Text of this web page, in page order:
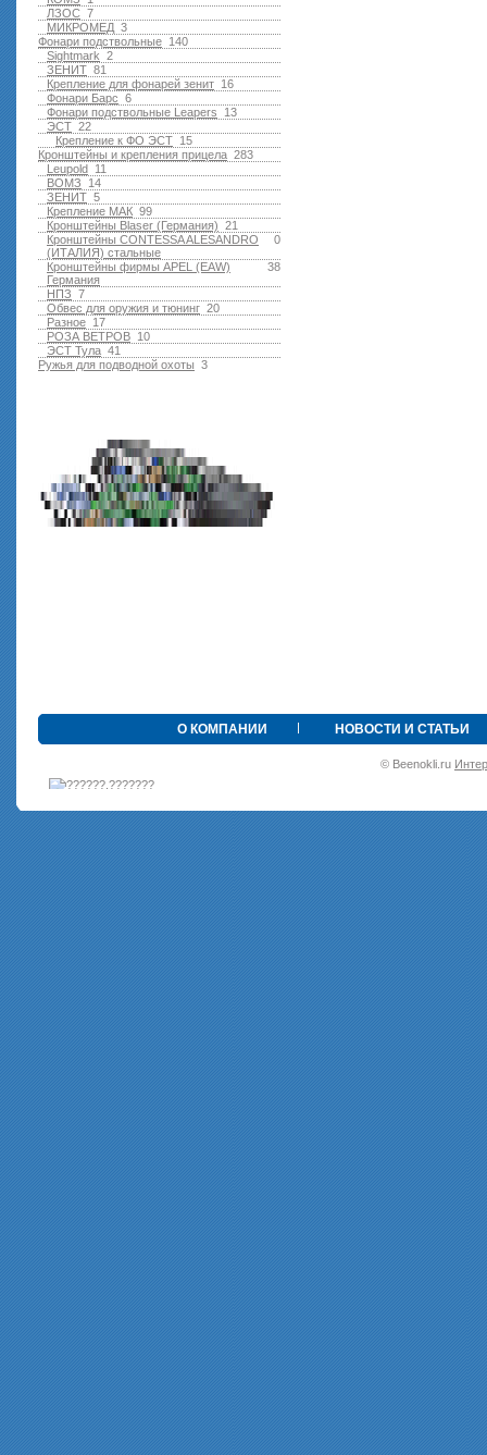
7
ЛЗОС
3
МИКРОМЕД
140
Фонари подствольные
2
Sightmark
81
ЗЕНИТ
16
Крепление для фонарей зенит
6
Фонари Барс
13
Фонари подствольные Leapers
22
ЭСТ
15
Крепление к ФО ЭСТ
283
Кронштейны и крепления прицела
11
Leupold
14
ВОМЗ
5
ЗЕНИТ
99
Крепление МАК
21
Кронштейны Blaser (Германия)
0
Кронштейны CONTESSA ALESANDRO
(ИТАЛИЯ) стальные
38
Кронштейны фирмы APEL (EAW)
Германия
7
НПЗ
20
Обвес для оружия и тюнинг
17
Разное
10
РОЗА ВЕТРОВ
41
ЭСТ Тула
3
Ружья для подводной оxоты
О КОМПАНИИ НОВОСТИ И СТАТЬИ
© Beenokli.ru
•